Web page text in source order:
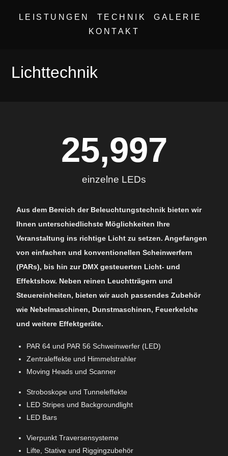
LEISTUNGEN TECHNIK
GALERIE
KONTAKT
Ihr zuverlässiger und regionaler
Partner für professionelle Ton- und
Lichttechnik
einzelne LEDs
25,997
Aus dem Bereich der Beleuchtungstechnik bieten wir
Ihnen unterschiedlichste Möglichkeiten Ihre
Veranstaltung ins richtige Licht zu setzen. Angefangen
von einfachen und konventionellen Scheinwerfern
(PARs), bis hin zur DMX gesteuerten Licht- und
Effektshow. Neben reinen Leuchtträgern und
Steuereinheiten, bieten wir auch passendes Zubehör
wie Nebelmaschinen, Dunstmaschinen, Feuerkelche
und weitere Effektgeräte.
PAR 64 und PAR 56 Schweinwerfer (LED)
Zentraleffekte und Himmelstrahler
Moving Heads und Scanner
Stroboskope und Tunneleffekte
LED Stripes und Backgroundlight
LED Bars
Vierpunkt Traversensysteme
Lifte, Stative und Riggingzubehör